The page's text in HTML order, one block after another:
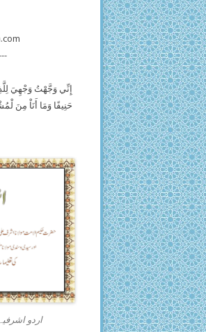
إِنِّي وَجَّهْتُ وَجْهِيَ
حَنِيفًا وَمَا أَنَاْ مِنَ
اردو